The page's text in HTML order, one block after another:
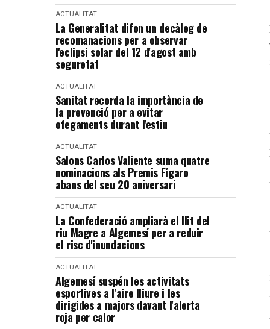
ACTUALITAT
La Generalitat difon un decàleg de
recomanacions per a observar
l'eclipsi solar del 12 d'agost amb
seguretat
ACTUALITAT
Sanitat recorda la importància de
la prevenció per a evitar
ofegaments durant l'estiu
ACTUALITAT
Salons Carlos Valiente suma quatre
nominacions als Premis Fígaro
abans del seu 20 aniversari
ACTUALITAT
La Confederació ampliarà el llit del
riu Magre a Algemesí per a reduir
el risc d'inundacions
ACTUALITAT
Algemesí suspén les activitats
esportives a l'aire lliure i les
dirigides a majors davant l'alerta
roja per calor